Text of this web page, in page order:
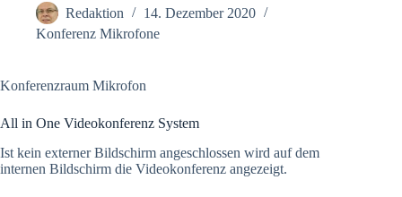
Redaktion
14. Dezember 2020
Konferenz Mikrofone
Konferenzraum Mikrofon
All in One Videokonferenz System
Ist kein externer Bildschirm angeschlossen wird auf dem
internen Bildschirm die Videokonferenz angezeigt.